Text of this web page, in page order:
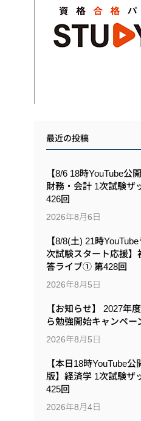
最近の投稿
【8/6 18時YouTube公
財務・会計 1次試験
426回
2026年8月6日
【8/8(土) 21時
次試験スタート応援】
答ライブ① 第428回
2026年8月5日
【お知らせ】 2027年
ら勉強開始キャンペー
2026年8月5日
【本日18時YouTube
版】経済学 1次試験
425回
2026年8月4日